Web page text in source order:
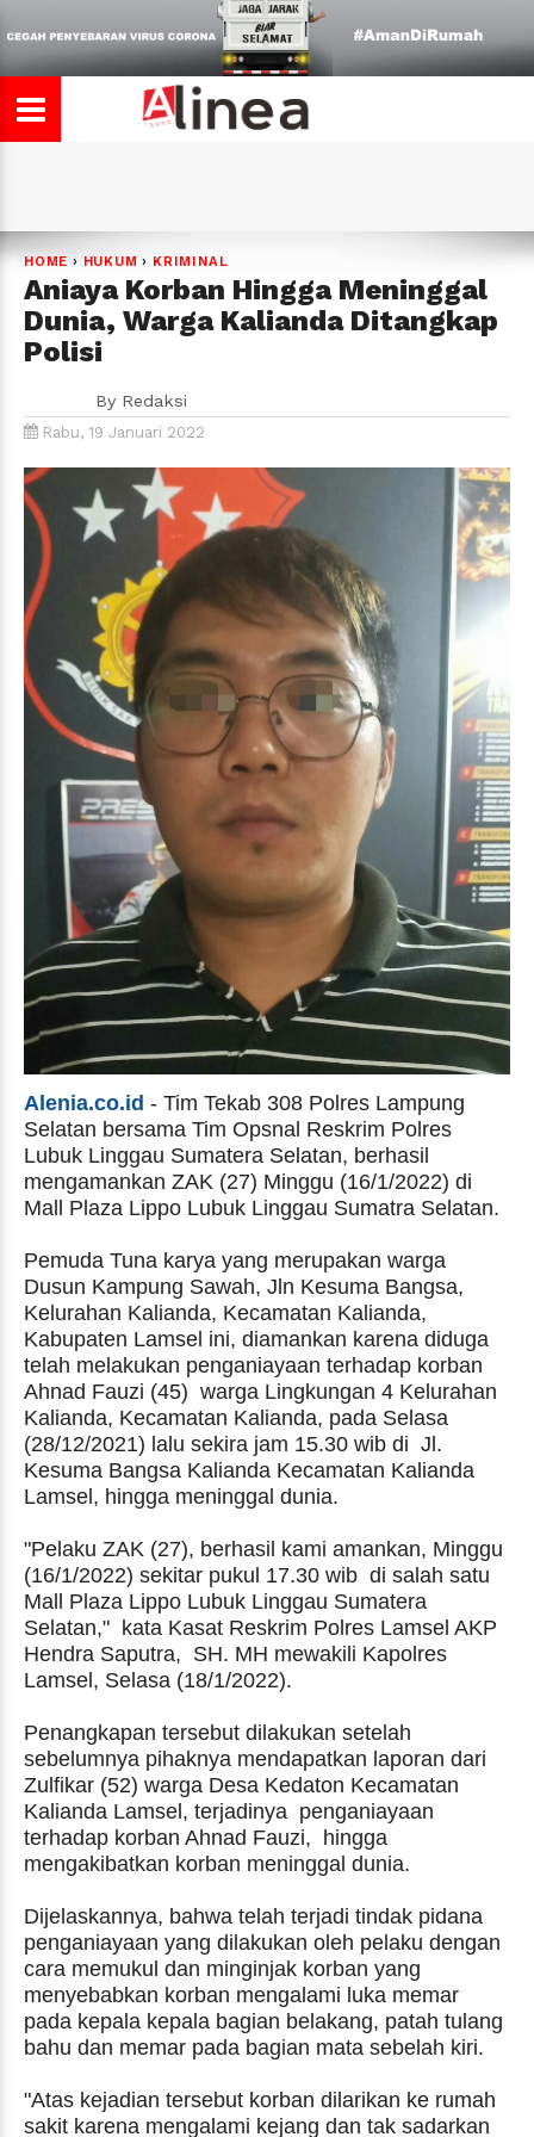
HOME › HUKUM › KRIMINAL
Aniaya Korban Hingga Meninggal
Dunia, Warga Kalianda Ditangkap
Polisi
By Redaksi
Rabu, 19 Januari 2022
Alenia.co.id - Tim Tekab 308 Polres Lampung
Selatan bersama Tim Opsnal Reskrim Polres
Lubuk Linggau Sumatera Selatan, berhasil
mengamankan ZAK (27) Minggu (16/1/2022) di
Mall Plaza Lippo Lubuk Linggau Sumatra Selatan.
Pemuda Tuna karya yang merupakan warga
Dusun Kampung Sawah, Jln Kesuma Bangsa,
Kelurahan Kalianda, Kecamatan Kalianda,
Kabupaten Lamsel ini, diamankan karena diduga
telah melakukan penganiayaan terhadap korban
Ahnad Fauzi (45) warga Lingkungan 4 Kelurahan
Kalianda, Kecamatan Kalianda, pada Selasa
(28/12/2021) lalu sekira jam 15.30 wib di Jl.
Kesuma Bangsa Kalianda Kecamatan Kalianda
Lamsel, hingga meninggal dunia.
"Pelaku ZAK (27), berhasil kami amankan, Minggu
(16/1/2022) sekitar pukul 17.30 wib di salah satu
Mall Plaza Lippo Lubuk Linggau Sumatera
Selatan," kata Kasat Reskrim Polres Lamsel AKP
Hendra Saputra, SH. MH mewakili Kapolres
Lamsel, Selasa (18/1/2022).
Penangkapan tersebut dilakukan setelah
sebelumnya pihaknya mendapatkan laporan dari
Zulfikar (52) warga Desa Kedaton Kecamatan
Kalianda Lamsel, terjadinya penganiayaan
terhadap korban Ahnad Fauzi, hingga
mengakibatkan korban meninggal dunia.
Dijelaskannya, bahwa telah terjadi tindak pidana
penganiayaan yang dilakukan oleh pelaku dengan
cara memukul dan minginjak korban yang
menyebabkan korban mengalami luka memar
pada kepala kepala bagian belakang, patah tulang
bahu dan memar pada bagian mata sebelah kiri.
"Atas kejadian tersebut korban dilarikan ke rumah
sakit karena mengalami kejang dan tak sadarkan